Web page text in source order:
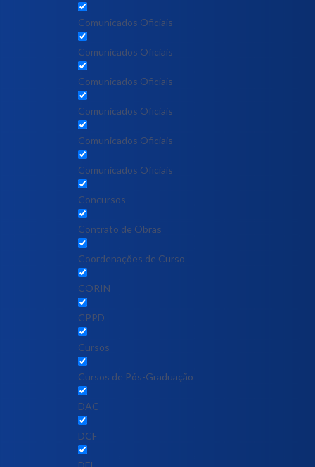
Comunicados Oficiais
Comunicados Oficiais
Comunicados Oficiais
Comunicados Oficiais
Comunicados Oficiais
Comunicados Oficiais
Concursos
Contrato de Obras
Coordenações de Curso
CORIN
CPPD
Cursos
Cursos de Pós-Graduação
DAC
DCF